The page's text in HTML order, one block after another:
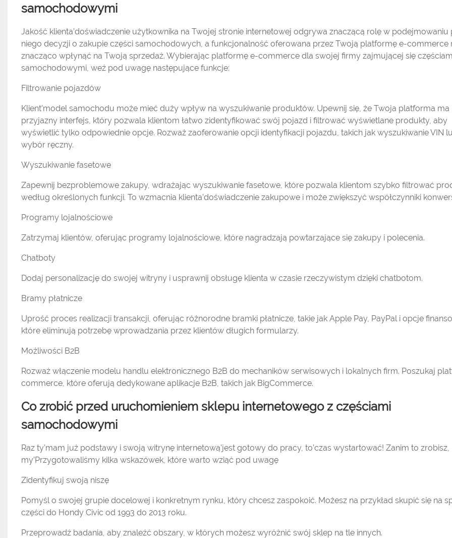
samochodowymi
Jakość klienta’doświadczenie użytkownika na Twojej stronie internetowej odgrywa znaczącą rolę w podejmowaniu
niego decyzji o zakupie części samochodowych, a funkcjonalność oferowana przez Twoją platformę e-commerce
znacząco wpłynąć na Twoją sprzedaż. Wybierając platformę e-commerce dla swojej firmy zajmującej się
samochodowymi, weź pod uwagę następujące funkcje:
Filtrowanie pojazdów
Klient’model samochodu może mieć duży wpływ na wyszukiwanie produktów. Upewnij się, że Twoja platforma ma
przyjazny interfejs, który pozwala klientom łatwo zidentyfikować swój pojazd i filtrować wyświetlane produkty, aby
wyświetlić tylko odpowiednie opcje. Rozważ zaoferowanie opcji identyfikacji pojazdu, takich jak wyszukiwanie VIN
wybór ręczny.
Wyszukiwanie fasetowe
Zapewnij bezproblemowe zakupy, wdrażając wyszukiwanie fasetowe, które pozwala klientom szybko filtrować
według określonych funkcji. To wzmacnia klienta’doświadczenie zakupowe i może zwiększyć współczynniki
Programy lojalnościowe
Zatrzymaj klientów, oferując programy lojalnościowe, które nagradzają powtarzające się zakupy i polecenia.
Chatboty
Dodaj personalizację do swojej witryny i usprawnij obsługę klienta w czasie rzeczywistym dzięki chatbotom.
Bramy płatnicze
Uprość proces realizacji transakcji, oferując różnorodne bramki płatnicze, takie jak Apple Pay, PayPal i opcje
które eliminują potrzebę wprowadzania przez klientów długich formularzy.
Możliwości B2B
Rozważ włączenie modelu handlu elektronicznego B2B do mechaników serwisowych i lokalnych firm. Poszukaj
commerce, które oferują dedykowane aplikacje B2B, takich jak BigCommerce.
Co zrobić przed uruchomieniem sklepu internetowego z częściami
samochodowymi
Raz ty’mam już podstawy i swoją witrynę internetową’jest gotowy do pracy, to’czas wystartować! Zanim to zrobisz,
my’Przygotowaliśmy kilka wskazówek, które warto wziąć pod uwagę
Zidentyfikuj swoją niszę
Pomyśl o swojej grupie docelowej i konkretnym rynku, który chcesz zaspokoić. Możesz na przykład skupić się na
części do Hondy Civic od 1993 do 2013 roku.
Przeprowadź badania, aby znaleźć obszary, w których możesz wyróżnić swój sklep na tle innych.